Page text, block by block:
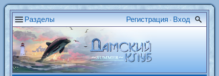
Разделы Регистрация • Вход